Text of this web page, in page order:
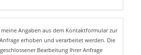
meine Angaben aus dem Kontaktformular zur
erhoben und verarbeitet werden. Die
Bearbeitung Ihrer Anfrage